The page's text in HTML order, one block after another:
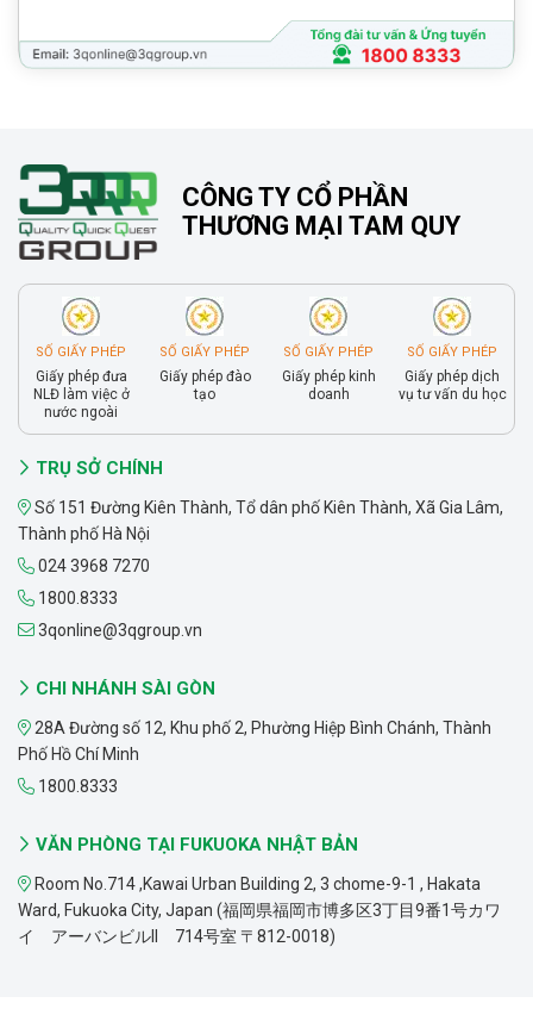
CÔNG TY CỔ PHẦN
THƯƠNG MẠI TAM QUY
SỐ GIẤY PHÉP
Giấy phép đưa
NLĐ làm việc ở
nước ngoài
SỐ GIẤY PHÉP
Giấy phép đào
tạo
SỐ GIẤY PHÉP
Giấy phép kinh
doanh
SỐ GIẤY PHÉP
Giấy phép dịch
vụ tư vấn du học
TRỤ SỞ CHÍNH
Số 151 Đường Kiên Thành, Tổ dân phố Kiên Thành, Xã Gia Lâm,
Thành phố Hà Nội
024 3968 7270
1800.8333
3qonline@3qgroup.vn
CHI NHÁNH SÀI GÒN
28A Đường số 12, Khu phố 2, Phường Hiệp Bình Chánh, Thành
Phố Hồ Chí Minh
1800.8333
VĂN PHÒNG TẠI FUKUOKA NHẬT BẢN
Room No.714 ,Kawai Urban Building 2, 3 chome-9-1 , Hakata
Ward, Fukuoka City, Japan (福岡県福岡市博多区3丁目9番1号カワ
イ アーバンビルII 714号室 〒812-0018)